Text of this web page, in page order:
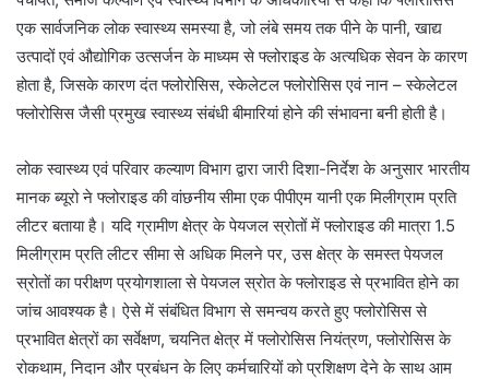
एक सार्वजनिक लोक स्वास्थ्य समस्या है, जो लंबे समय तक पीने के पानी, खाद्य
उत्पादों एवं औद्योगिक उत्सर्जन के माध्यम से फ्लोराइड के अत्यधिक सेवन के कारण
होता है, जिसके कारण दंत फ्लोरोसिस, स्केलेटल फ्लोरोसिस एवं नान – स्केलेटल
फ्लोरोसिस जैसी प्रमुख स्वास्थ्य संबंधी बीमारियां होने की संभावना बनी होती है।
लोक स्वास्थ्य एवं परिवार कल्याण विभाग द्वारा जारी दिशा-निर्देश के अनुसार भारतीय
मानक ब्यूरो ने फ्लोराइड की वांछनीय सीमा एक पीपीएम यानी एक मिलीग्राम प्रति
लीटर बताया है। यदि ग्रामीण क्षेत्र के पेयजल स्रोतों में फ्लोराइड की मात्रा 1.5
मिलीग्राम प्रति लीटर सीमा से अधिक मिलने पर, उस क्षेत्र के समस्त पेयजल
स्रोतों का परीक्षण प्रयोगशाला से पेयजल स्रोत के फ्लोराइड से प्रभावित होने का
जांच आवश्यक है। ऐसे में संबंधित विभाग से समन्वय करते हुए फ्लोरोसिस से
प्रभावित क्षेत्रों का सर्वेक्षण, चयनित क्षेत्र में फ्लोरोसिस नियंत्रण, फ्लोरोसिस के
रोकथाम, निदान और प्रबंधन के लिए कर्मचारियों को प्रशिक्षण देने के साथ आम